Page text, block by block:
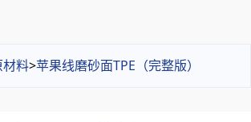
料>苹果线磨砂面TPE（完整版）